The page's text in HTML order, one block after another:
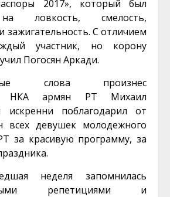
2017», который был
ловкость, смелость,
зажигательность. С отличием
участник, но корону
Погосян Аркади.
слова произнес
НКА армян РТ Михаил
искренни поблагодарил от
всех девушек молодежного
за красивую программу, за
неделя запомнилась
репетициями и